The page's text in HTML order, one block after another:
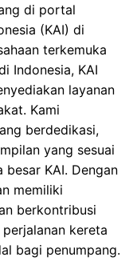
di portal
(KAI) di
terkemuka
Indonesia, KAI
layanan
Kami
berdedikasi,
yang sesuai
KAI. Dengan
memiliki
berkontribusi
kereta
bagi penumpang.